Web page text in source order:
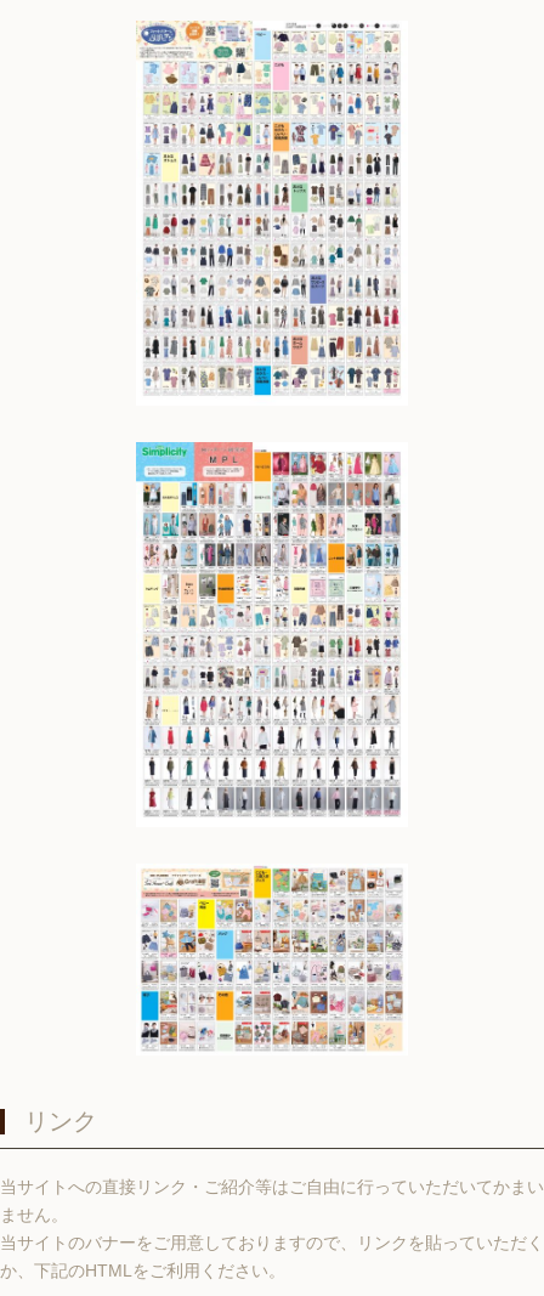
リンク
当サイトへの直接リンク・ご紹介等はご自由に行っていただいてかまい
ません。
当サイトのバナーをご用意しておりますので、リンクを貼っていただく
か、下記のHTMLをご利用ください。